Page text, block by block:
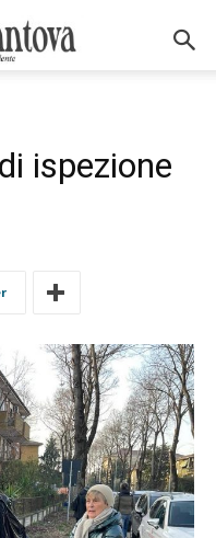
ispezione